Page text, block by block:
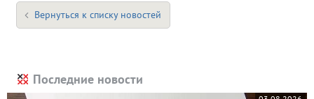
Вернуться к списку новостей
Последние новости